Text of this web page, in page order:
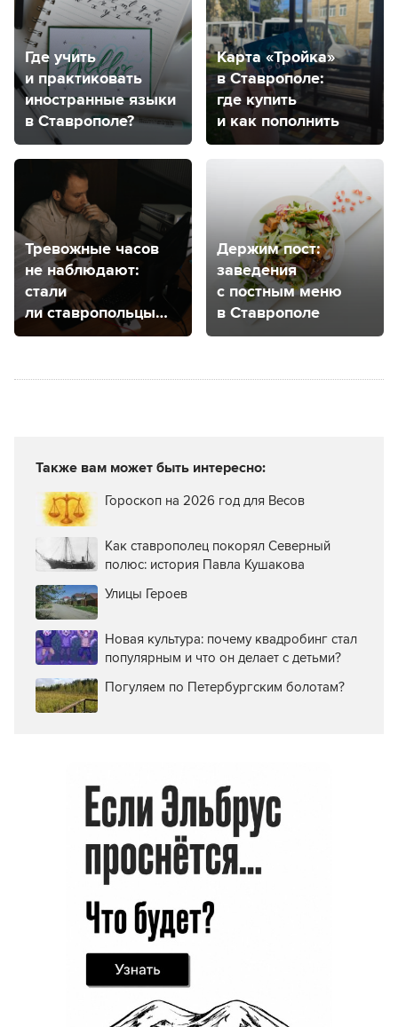
Где учить
и практиковать
иностранные языки
в Ставрополе?
Карта «Тройка»
в Ставрополе:
где купить
и как пополнить
Тревожные часов
не наблюдают:
стали
ли ставропольцы
чаще чувствовать
Держим пост:
заведения
с постным меню
в Ставрополе
Также вам может быть интересно:
Гороскоп на 2026 год для Весов
Как ставрополец покорял Северный
полюс: история Павла Кушакова
Улицы Героев
Новая культура: почему квадробинг стал
популярным и что он делает с детьми?
Погуляем по Петербургским болотам?